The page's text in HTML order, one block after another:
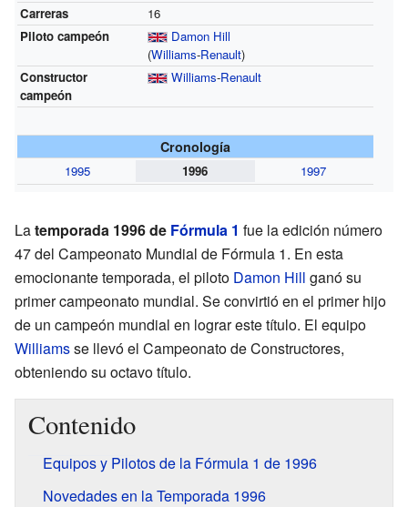
Carreras
16
Piloto campeón
Damon Hill
(Williams-Renault)
Constructor
campeón
Williams-Renault
Cronología
1995 1996 1997
Latemporada 1996 de Fórmula 1 fue la edición número
47 del Campeonato Mundial de Fórmula 1. En esta
emocionante temporada, el piloto Damon Hill ganó su
primer campeonato mundial. Se convirtió en el primer hijo
de un campeón mundial en lograr este título. El equipo
Williamsse llevó el Campeonato de Constructores,
obteniendo su octavo título.
Contenido
Equipos y Pilotos de la Fórmula 1 de 1996
Novedades en la Temporada 1996